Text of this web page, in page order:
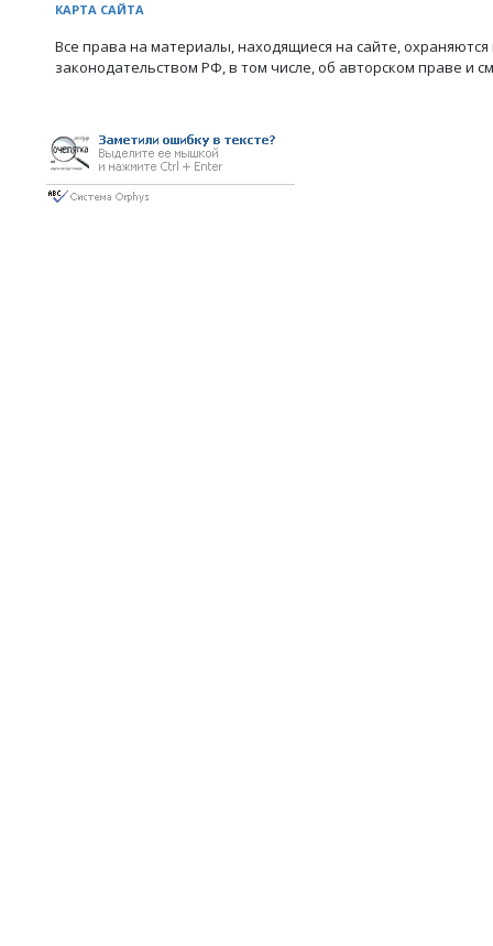
КАРТА САЙТА
Все права на материалы, находящиеся на сайте, охраняются
законодательством РФ, в том числе, об авторском праве и